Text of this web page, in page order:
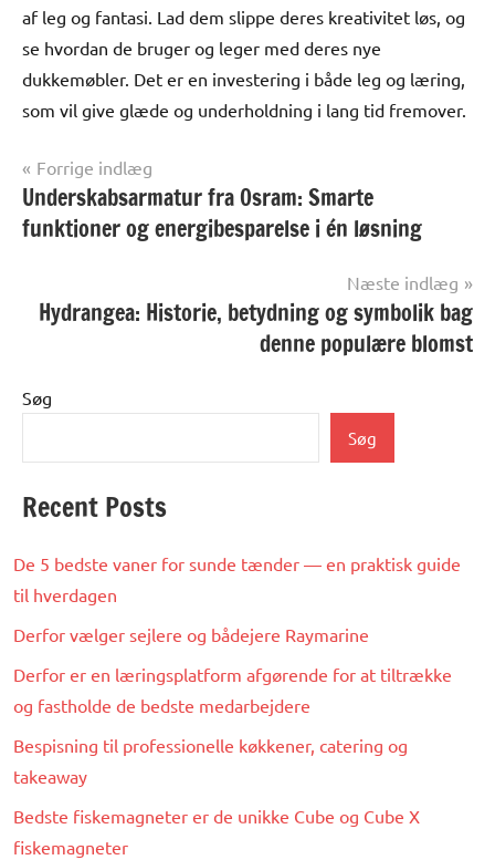
af leg og fantasi. Lad dem slippe deres kreativitet løs, og
se hvordan de bruger og leger med deres nye
dukkemøbler. Det er en investering i både leg og læring,
som vil give glæde og underholdning i lang tid fremover.
Alle
anmeldelser
Indlægsnavigation
Forrige indlæg
Underskabsarmatur fra Osram: Smarte
funktioner og energibesparelse i én løsning
Næste indlæg
Hydrangea: Historie, betydning og symbolik bag
denne populære blomst
Søg
Søg
Recent Posts
De 5 bedste vaner for sunde tænder — en praktisk guide
til hverdagen
Derfor vælger sejlere og bådejere Raymarine
Derfor er en læringsplatform afgørende for at tiltrække
og fastholde de bedste medarbejdere
Bespisning til professionelle køkkener, catering og
takeaway
Bedste fiskemagneter er de unikke Cube og Cube X
fiskemagneter